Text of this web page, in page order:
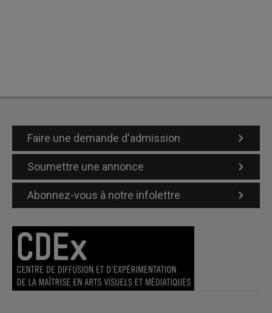
Faire une demande d'admission
Soumettre une annonce
Abonnez-vous à notre infolettre